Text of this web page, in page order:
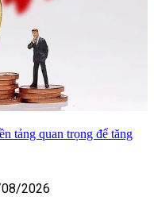
tảng quan trọng để tăng
2026